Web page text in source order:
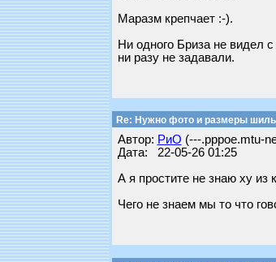
Маразм крепчает :-).
Ни одного Бриза не видел
ни разу не задавали.
Re: Нужно фото и размеры
Автор: РиО (---.pppoe.mtu-
Дата: 22-05-26 01:25
А я простите не знаю ху
Чего не знаем мы то что